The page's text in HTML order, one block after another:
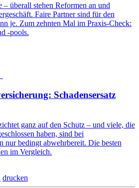
– überall stehen Reformen an und
Faire Partner sind für den
je. Zum zehnten Mal im Praxis-Check:
-pools.
Schadensersatz
ganz auf den Schutz – und viele, die
haben, sind bei
nur bedingt abwehrbereit. Die besten
im Vergleich.
drucken